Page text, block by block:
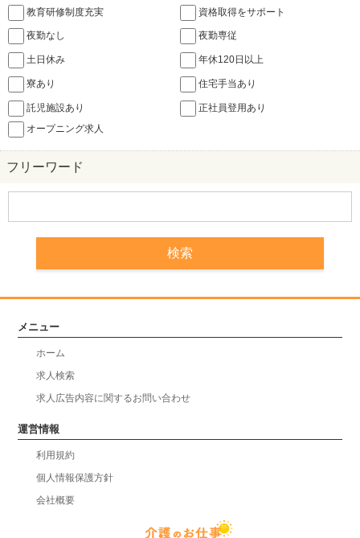
教育研修制度充実 資格取得をサポート
夜勤なし 夜勤専従
土日休み 年休120日以上
寮あり 住宅手当あり
託児施設あり
正社員登用あり
オープニング求人
フリーワード
メニュー
ホーム
求人検索
求人広告内容に関するお問い合わせ
運営情報
利用規約
個人情報保護方針
会社概要